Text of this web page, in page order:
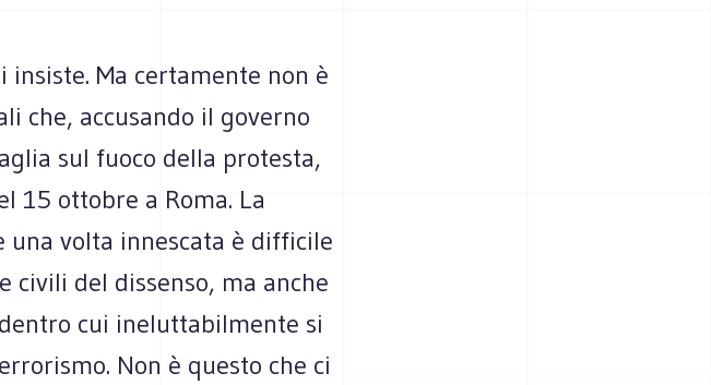
Ma certamente non è
che, accusando il governo
sul fuoco della protesta,
15 ottobre a Roma. La
una volta innescata è difficile
civili del dissenso, ma anche
cui ineluttabilmente si
Non è questo che ci